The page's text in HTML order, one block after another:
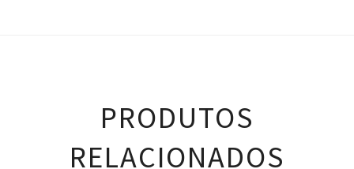
PRODUTOS
RELACIONADOS